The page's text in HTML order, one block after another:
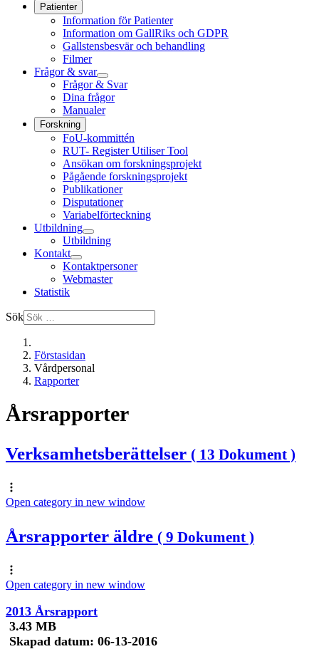
Patienter
Information för Patienter
Information om GallRiks och GDPR
Gallstensbesvär och behandling
Filmer
Frågor & svar
Frågor & Svar
Dina frågor
Manualer
Forskning
FoU-kommittén
RUT- Register Utiliser Tool
Ansökan om forskningsprojekt
Pågående forskningsprojekt
Publikationer
Disputationer
Variabelförteckning
Utbildning
Utbildning
Kontakt
Kontaktpersoner
Webmaster
Statistik
Sök
Förstasidan
Vårdpersonal
Rapporter
Årsrapporter
Verksamhetsberättelser ( 13 Dokument )
Open category in new window
Årsrapporter äldre ( 9 Dokument )
Open category in new window
2013 Årsrapport
3.43 MB
Skapad datum: 06-13-2016